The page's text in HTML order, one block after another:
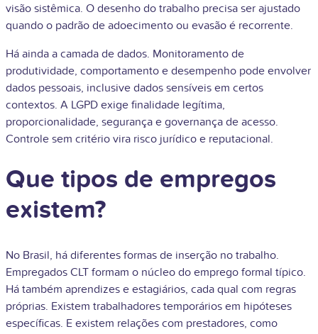
visão sistêmica. O desenho do trabalho precisa ser ajustado
quando o padrão de adoecimento ou evasão é recorrente.
Há ainda a camada de dados. Monitoramento de
produtividade, comportamento e desempenho pode envolver
dados pessoais, inclusive dados sensíveis em certos
contextos. A LGPD exige finalidade legítima,
proporcionalidade, segurança e governança de acesso.
Controle sem critério vira risco jurídico e reputacional.
Que tipos de empregos
existem?
No Brasil, há diferentes formas de inserção no trabalho.
Empregados CLT formam o núcleo do emprego formal típico.
Há também aprendizes e estagiários, cada qual com regras
próprias. Existem trabalhadores temporários em hipóteses
específicas. E existem relações com prestadores, como